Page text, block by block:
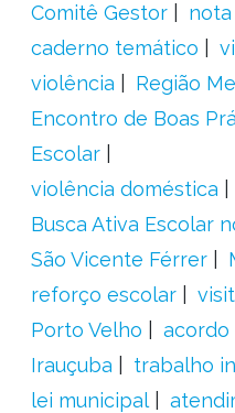
Comitê Gestor
caderno temático
violência
Região
Encontro de Boas
Escolar
violência doméstica
Busca Ativa Escolar
São Vicente Férrer
reforço escolar
Porto Velho
acordo
Irauçuba
trabalho
lei municipal